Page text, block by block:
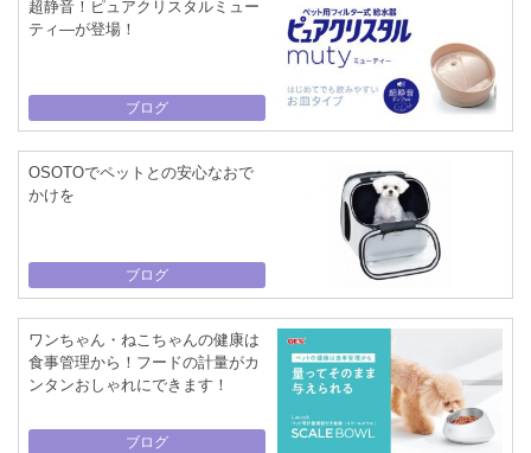
超静音！ピュアクリスタルミュー
ティ―が登場！
ブログ
OSOTOでペットとの安心なおで
かけを
ブログ
ワンちゃん・ねこちゃんの健康は
食事管理から！フードの計量がカ
ンタンおしゃれにできます！
ブログ